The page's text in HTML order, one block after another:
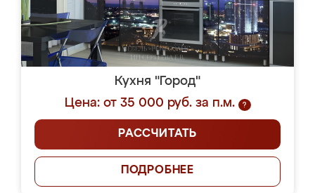
Кухня "Город"
Цена: от 35 000 руб. за п.м.
?
РАССЧИТАТЬ
ПОДРОБНЕЕ